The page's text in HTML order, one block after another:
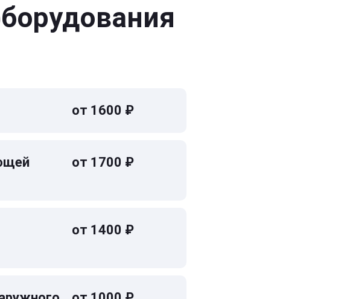
от 1600 ₽
от 1700 ₽
от 1400 ₽